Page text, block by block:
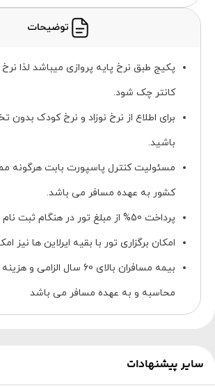
توضیحات
پکیج طبق نرخ پایه پروازی میباشد لذا نرخ
کانتر چک شود.
برای اطلاع از نرخ نوزاد و نرخ کودک بدون
باشید.
مسئولیت کنترل پاسپورت بابت هرگونه
کشور به عهده مسافر می باشد.
پرداخت 50% از مبلغ تور در هنگام ثبت نام الزامی می باشد.
امکان برگزاری تور با بقیه ایرلاین ها نیز
بیمه مسافران بالای 60 سال
محاسبه و به عهده مسافر می باشد
سایر پیشنهادات